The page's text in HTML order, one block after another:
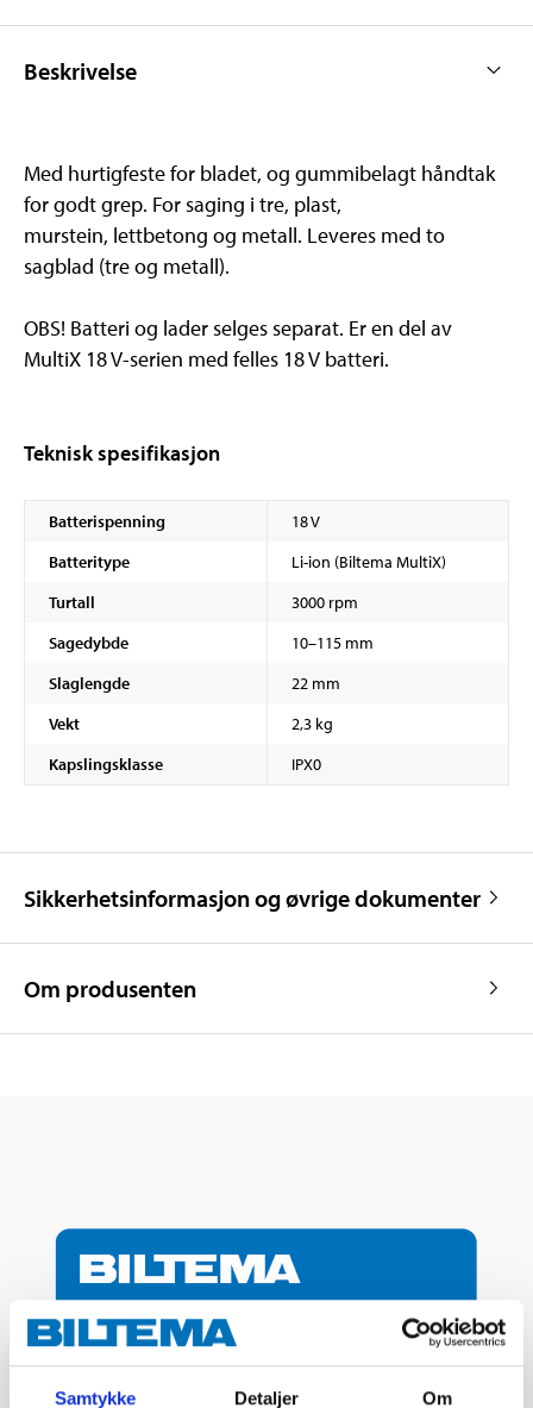
Samtykke Detaljer Om
Beskrivelse
Med hurtigfeste for bladet, og gummibelagt håndtak
for godt grep. For saging i tre, plast,
murstein, lettbetong og metall. Leveres med to
sagblad (tre og metall).
OBS! Batteri og lader selges separat. Er en del av
MultiX 18 V-serien med felles 18 V batteri.
Teknisk spesifikasjon
Batterispenning
18 V
Batteritype
Li-ion (Biltema MultiX)
Turtall
3000 rpm
Sagedybde
10–115 mm
Slaglengde
22 mm
Vekt
2,3 kg
Kapslingsklasse
IPX0
Sikkerhetsinformasjon og øvrige dokumenter
Om produsenten